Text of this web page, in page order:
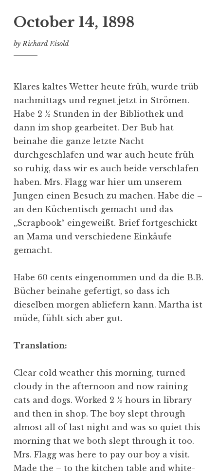
October 14, 1898
by Richard Eisold
Klares kaltes Wetter heute früh, wurde trüb
nachmittags und regnet jetzt in Strömen.
Habe 2 ½ Stunden in der Bibliothek und
dann im shop gearbeitet. Der Bub hat
beinahe die ganze letzte Nacht
durchgeschlafen und war auch heute früh
so ruhig, dass wir es auch beide verschlafen
haben. Mrs. Flagg war hier um unserem
Jungen einen Besuch zu machen. Habe die –
an den Küchentisch gemacht und das
„Scrapbook“ eingeweißt. Brief fortgeschickt
an Mama und verschiedene Einkäufe
gemacht.
Habe 60 cents eingenommen und da die B.B.
Bücher beinahe gefertigt, so dass ich
dieselben morgen abliefern kann. Martha ist
müde, fühlt sich aber gut.
Translation:
Clear cold weather this morning, turned
cloudy in the afternoon and now raining
cats and dogs. Worked 2 ½ hours in library
and then in shop. The boy slept through
almost all of last night and was so quiet this
morning that we both slept through it too.
Mrs. Flagg was here to pay our boy a visit.
Made the – to the kitchen table and white-